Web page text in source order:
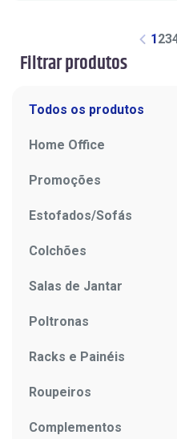
Filtrar produtos
Todos os produtos
Home Office
Promoções
Estofados/Sofás
Colchões
Salas de Jantar
Poltronas
Racks e Painéis
Roupeiros
Complementos
1 23